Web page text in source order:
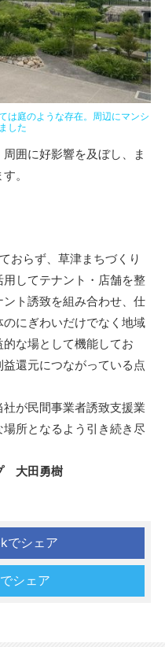
は庭のような存在。周辺にマンシ
した
囲に好影響を及ぼし、ま
。
おらず、草津まちづくり
してテナント・店舗を整
ト誘致を組み合わせ、仕
にぎわいだけでなく地域
な場として機能してお
還元につながっている点
が民間事業者誘致支援業
所となるよう引き続き尽
大田勇樹
でシェア
シェア